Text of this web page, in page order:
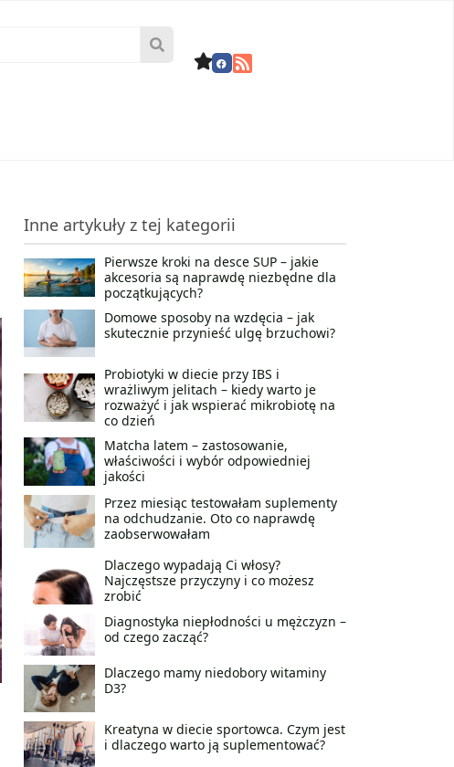
Inne artykuły z tej kategorii
Pierwsze kroki na desce SUP – jakie
akcesoria są naprawdę niezbędne dla
początkujących?
Domowe sposoby na wzdęcia – jak
skutecznie przynieść ulgę brzuchowi?
Probiotyki w diecie przy IBS i
wrażliwym jelitach – kiedy warto je
rozważyć i jak wspierać mikrobiotę na
co dzień
Matcha latem – zastosowanie,
właściwości i wybór odpowiedniej
jakości
Przez miesiąc testowałam suplementy
na odchudzanie. Oto co naprawdę
zaobserwowałam
Dlaczego wypadają Ci włosy?
Najczęstsze przyczyny i co możesz
zrobić
Diagnostyka niepłodności u mężczyzn –
od czego zacząć?
Dlaczego mamy niedobory witaminy
D3?
Kreatyna w diecie sportowca. Czym jest
i dlaczego warto ją suplementować?